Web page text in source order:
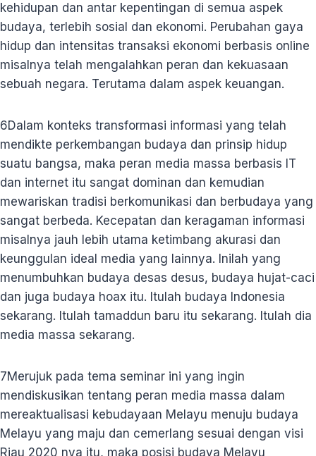
kehidupan dan antar kepentingan di semua aspek
budaya, terlebih sosial dan ekonomi. Perubahan gaya
hidup dan intensitas transaksi ekonomi berbasis online
misalnya telah mengalahkan peran dan kekuasaan
sebuah negara. Terutama dalam aspek keuangan.
6Dalam konteks transformasi informasi yang telah
mendikte perkembangan budaya dan prinsip hidup
suatu bangsa, maka peran media massa berbasis IT
dan internet itu sangat dominan dan kemudian
mewariskan tradisi berkomunikasi dan berbudaya yang
sangat berbeda. Kecepatan dan keragaman informasi
misalnya jauh lebih utama ketimbang akurasi dan
keunggulan ideal media yang lainnya. Inilah yang
menumbuhkan budaya desas desus, budaya hujat-caci
dan juga budaya hoax itu. Itulah budaya Indonesia
sekarang. Itulah tamaddun baru itu sekarang. Itulah dia
media massa sekarang.
7Merujuk pada tema seminar ini yang ingin
mendiskusikan tentang peran media massa dalam
mereaktualisasi kebudayaan Melayu menuju budaya
Melayu yang maju dan cemerlang sesuai dengan visi
Riau 2020 nya itu, maka posisi budaya Melayu